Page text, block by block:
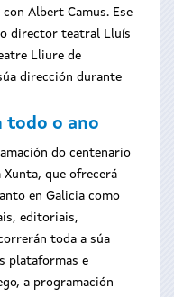
Albert Camus. Ese
director teatral Lluís
Lliure de
dirección durante
todo o ano
do centenario
Xunta, que ofrecerá
en Galicia como
editoriais,
toda a súa
plataformas e
a programación